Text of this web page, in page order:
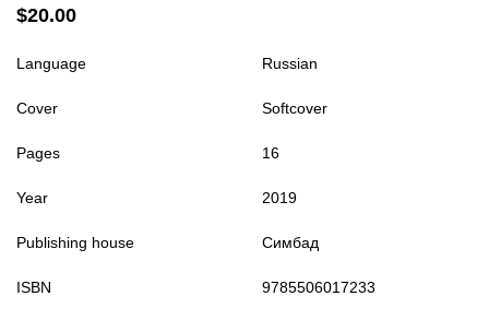
$20.00
Language Russian
Cover Softcover
Pages 16
Year 2019
Publishing house Симбад
ISBN 9785506017233